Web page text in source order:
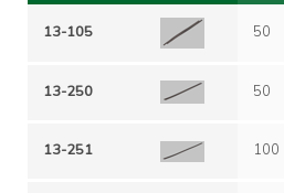
13-105 50
13-250 50
13-251 100